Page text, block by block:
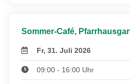
Sommer-Café,
Fr, 31. Juli 2026
09:00 - 16:00 Uhr